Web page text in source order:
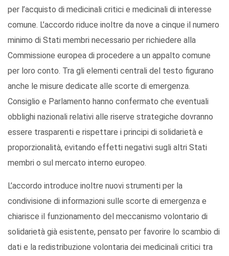
per l’acquisto di medicinali critici e medicinali di interesse
comune. L’accordo riduce inoltre da nove a cinque il numero
minimo di Stati membri necessario per richiedere alla
Commissione europea di procedere a un appalto comune
per loro conto. Tra gli elementi centrali del testo figurano
anche le misure dedicate alle scorte di emergenza.
Consiglio e Parlamento hanno confermato che eventuali
obblighi nazionali relativi alle riserve strategiche dovranno
essere trasparenti e rispettare i principi di solidarietà e
proporzionalità, evitando effetti negativi sugli altri Stati
membri o sul mercato interno europeo.
L’accordo introduce inoltre nuovi strumenti per la
condivisione di informazioni sulle scorte di emergenza e
chiarisce il funzionamento del meccanismo volontario di
solidarietà già esistente, pensato per favorire lo scambio di
dati e la redistribuzione volontaria dei medicinali critici tra